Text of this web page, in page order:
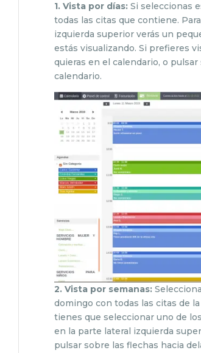
1. Vista por días: Si seleccionas
todas las citas que contiene.
izquierda superior verás un
estás visualizando. Si prefieres
quieras en el calendario, o
calendario.
2. Vista por semanas:
domingo con todas las citas de
tienes que seleccionar uno de
en la parte lateral izquierda
pulsar sobre las flechas hacia